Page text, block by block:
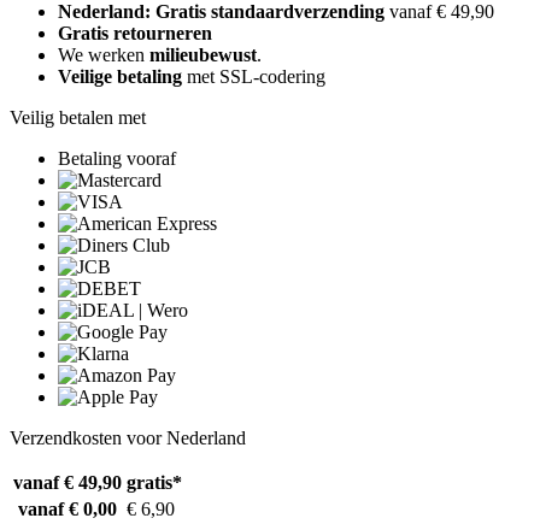
Nederland: Gratis standaardverzending vanaf € 49,90
Gratis retourneren
We werken milieubewust.
Veilige betaling met SSL-codering
Veilig betalen met
Betaling vooraf
Verzendkosten voor Nederland
vanaf € 49,90 gratis*
vanaf € 0,00 € 6,90